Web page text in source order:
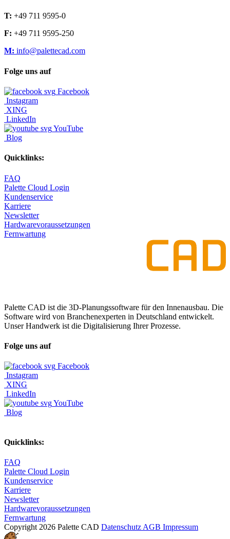
T: +49 711 9595-0
F: +49 711 9595-250
M: info@palettecad.com
Folge uns auf
Facebook
Instagram
XING
LinkedIn
YouTube
Blog
Quicklinks:
FAQ
Palette Cloud Login
Kundenservice
Karriere
Newsletter
Hardwarevoraussetzungen
Fernwartung
Palette CAD ist die 3D-Planungssoftware für den Innenausbau. Die
Software wird von Branchenexperten in Deutschland entwickelt.
Unser Handwerk ist die Digitalisierung Ihrer Prozesse.
Folge uns auf
Facebook
Instagram
XING
LinkedIn
YouTube
Blog
Quicklinks:
FAQ
Palette Cloud Login
Kundenservice
Karriere
Newsletter
Hardwarevoraussetzungen
Fernwartung
Copyright 2026 Palette CAD Datenschutz AGB Impressum